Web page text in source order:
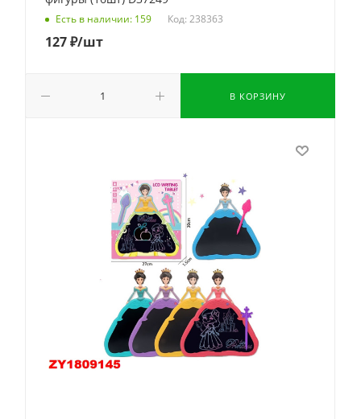
Есть в наличии: 159 Код: 238363
127₽/шт
В КОРЗИНУ